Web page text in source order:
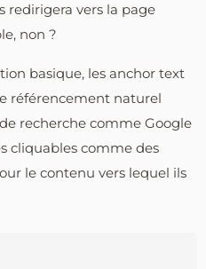
redirigera vers la page
non ?
basique, les anchor text
référencement naturel
recherche comme Google
cliquables comme des
le contenu vers lequel ils